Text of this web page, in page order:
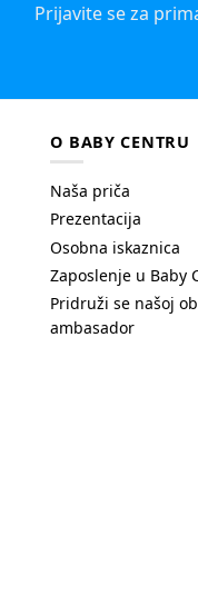
Prijavite se za
O BABY CENTRU
Naša priča
Prezentacija
Osobna iskaznica
Zaposlenje u Baby
Pridruži se našoj
ambasador